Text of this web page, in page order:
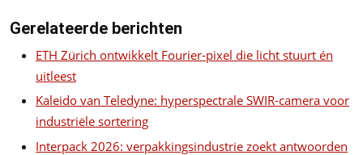
Gerelateerde berichten
ETH Zürich ontwikkelt Fourier-pixel die licht stuurt én
uitleest
Kaleido van Teledyne: hyperspectrale SWIR-camera voor
industriële sortering
Interpack 2026: verpakkingsindustrie zoekt antwoorden